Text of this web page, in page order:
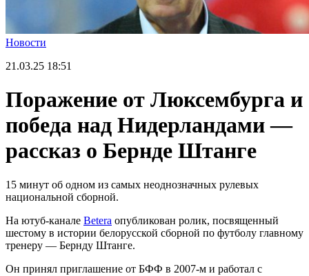
Новости
21.03.25 18:51
Поражение от Люксембурга и
победа над Нидерландами —
рассказ о Бернде Штанге
15 минут об одном из самых неоднозначных рулевых
национальной сборной.
На ютуб-канале Beterа опубликован ролик, посвященный
шестому в истории белорусской сборной по футболу главному
тренеру — Бернду Штанге.
Он принял приглашение от БФФ в 2007-м и работал с